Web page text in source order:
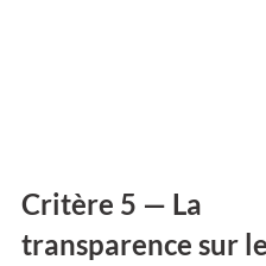
Critère 5 — La
transparence sur